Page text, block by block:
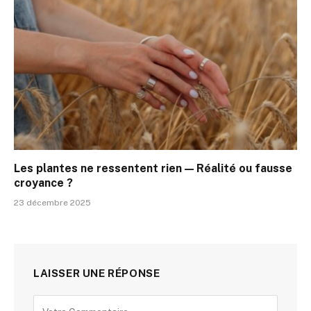
Les plantes ne ressentent rien — Réalité ou fausse
croyance ?
23 décembre 2025
LAISSER UNE RÉPONSE